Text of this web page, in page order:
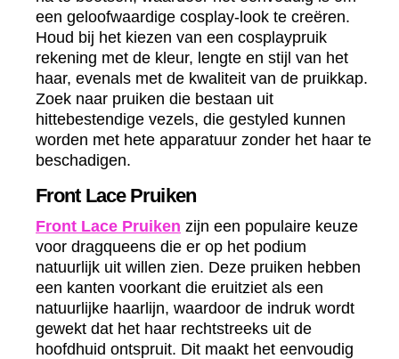
een geloofwaardige cosplay-look te creëren.
Houd bij het kiezen van een cosplaypruik
rekening met de kleur, lengte en stijl van het
haar, evenals met de kwaliteit van de pruikkap.
Zoek naar pruiken die bestaan uit
hittebestendige vezels, die gestyled kunnen
worden met hete apparatuur zonder het haar te
beschadigen.
Front Lace Pruiken
Front Lace Pruiken zijn een populaire keuze
voor dragqueens die er op het podium
natuurlijk uit willen zien. Deze pruiken hebben
een kanten voorkant die eruitziet als een
natuurlijke haarlijn, waardoor de indruk wordt
gewekt dat het haar rechtstreeks uit de
hoofdhuid ontspruit. Dit maakt het eenvoudig